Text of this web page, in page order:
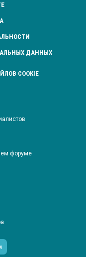
ДАННЫХ
COOKIE
форуме